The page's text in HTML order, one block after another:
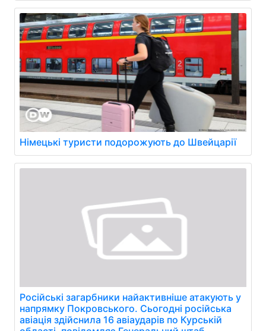
Німецькі туристи подорожують до Швейцарії
Російські загарбники найактивніше атакують у
напрямку Покровського. Сьогодні російська
авіація здійснила 16 авіаударів по Курській